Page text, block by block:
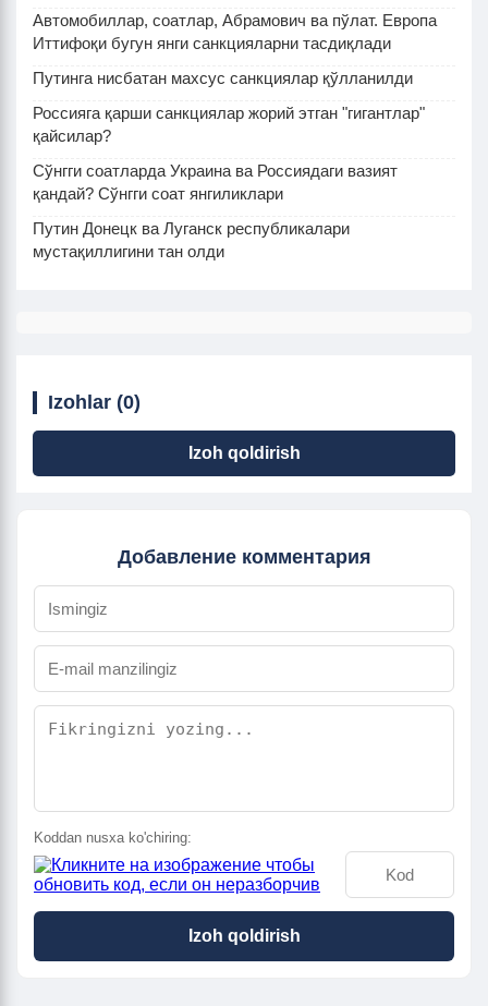
Автомобиллар, соатлар, Абрамович ва пўлат. Европа
Иттифоқи бугун янги санкцияларни тасдиқлади
Путинга нисбатан махсус санкциялар қўлланилди
Россияга қарши санкциялар жорий этган "гигантлар"
қайсилар?
Сўнгги соатларда Украина ва Россиядаги вазият
қандай? Сўнгги соат янгиликлари
Путин Донецк ва Луганск республикалари
мустақиллигини тан олди
Izohlar (0)
Izoh qoldirish
Добавление комментария
Koddan nusxa ko'chiring:
Izoh qoldirish